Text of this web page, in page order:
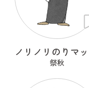
祭秋